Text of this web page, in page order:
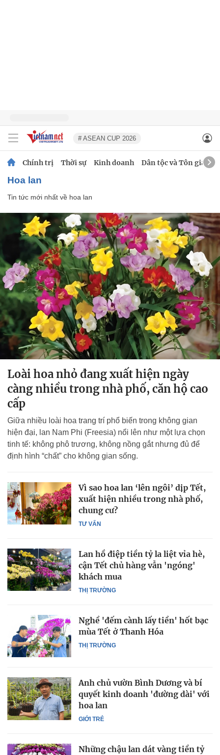
# ASEAN CUP 2026
Chính trị Thời sự Kinh doanh Dân tộc và Tôn giáo
hoa lan
Tin tức mới nhất về hoa lan
Loài hoa nhỏ đang xuất hiện ngày
càng nhiều trong nhà phố, căn hộ cao
cấp
Giữa nhiều loài hoa trang trí phổ biến trong không gian
hiện đại, lan Nam Phi (Freesia) nổi lên như một lựa chọn
tinh tế: không phô trương, không nồng gắt nhưng đủ để
định hình “chất” cho không gian sống.
TƯ VẤN
Vì sao hoa lan ‘lên ngôi’ dịp Tết,
xuất hiện nhiều trong nhà phố,
chung cư?
THỊ TRƯỜNG
Lan hồ điệp tiền tỷ la liệt vỉa hè,
cận Tết chủ hàng vẫn 'ngóng'
khách mua
THỊ TRƯỜNG
Nghề 'đếm cành lấy tiền' hốt bạc
mùa Tết ở Thanh Hóa
GIỚI TRẺ
Anh chủ vườn Bình Dương và bí
quyết kinh doanh 'đường dài' với
hoa lan
Những chậu lan dát vàng tiền tỷ